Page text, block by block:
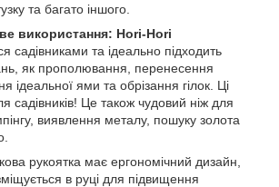
та багато іншого.
використання: Hori-Hori
садівниками та ідеально підходить
як прополювання, перенесення
ідеальної ями та обрізання гілок. Ці
садівників! Це також чудовий ніж для
виявлення металу, пошуку золота
рукоятка має ергономічний дизайн,
в руці для підвищення